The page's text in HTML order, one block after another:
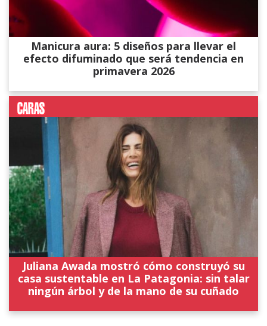
Manicura aura: 5 diseños para llevar el
efecto difuminado que será tendencia en
primavera 2026
Juliana Awada mostró cómo construyó su
casa sustentable en La Patagonia: sin talar
ningún árbol y de la mano de su cuñado